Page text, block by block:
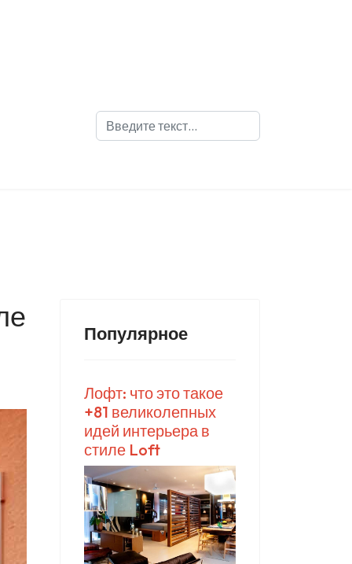
Поиск
Популярное
Лофт: что это такое
+81 великолепных
идей интерьера в
стиле Loft